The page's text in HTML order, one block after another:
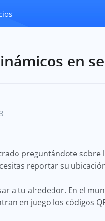
en
preguntándote sobre
reportar su
a tu alrededor. En el
en juego los códigos